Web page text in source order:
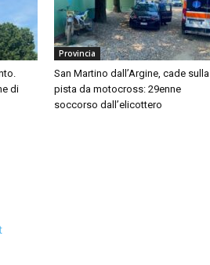
di
Provincia
San Martino dall’Argine, cade sulla
pista da motocross: 29enne
soccorso dall’elicottero